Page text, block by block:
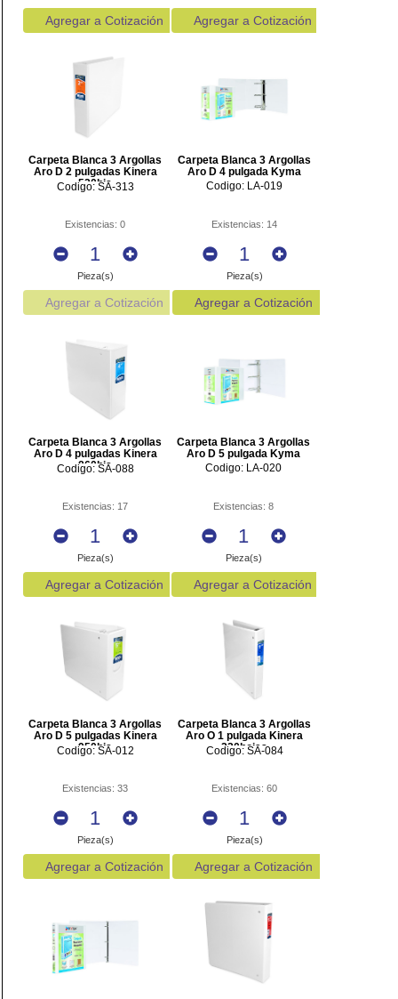
Agregar a Cotización Agregar a Cotización
Carpeta Blanca 3 Argollas
Aro D 2 pulgadas Kinera
520hjs
Codigo: SA-313
Existencias: 0
Pieza(s)
Agregar a Cotización
Carpeta Blanca 3 Argollas
Aro D 4 pulgada Kyma
Codigo: LA-019
Existencias: 14
Pieza(s)
Agregar a Cotización
Carpeta Blanca 3 Argollas
Aro D 4 pulgadas Kinera
860hjs
Codigo: SA-088
Existencias: 17
Pieza(s)
Agregar a Cotización
Carpeta Blanca 3 Argollas
Aro D 5 pulgada Kyma
Codigo: LA-020
Existencias: 8
Pieza(s)
Agregar a Cotización
Carpeta Blanca 3 Argollas
Aro D 5 pulgadas Kinera
950hjs
Codigo: SA-012
Existencias: 33
Pieza(s)
Agregar a Cotización
Carpeta Blanca 3 Argollas
Aro O 1 pulgada Kinera
220hojas
Codigo: SA-084
Existencias: 60
Pieza(s)
Agregar a Cotización